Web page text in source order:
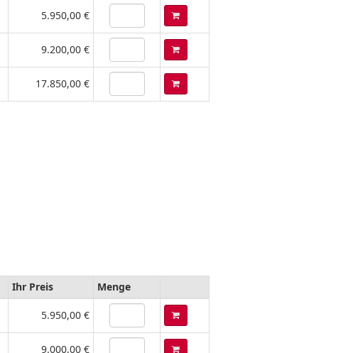
5.950,00 €
9.200,00 €
17.850,00 €
Ihr Preis Menge
5.950,00 €
9.000,00 €